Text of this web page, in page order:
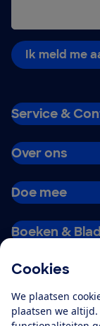
Cookies
We plaatsen
plaatsen we
Ik meld me
Service &
Over ons
Doe mee
Boeken &